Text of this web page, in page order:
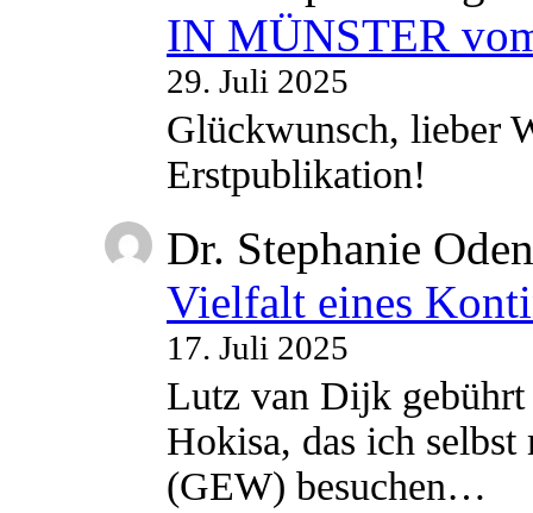
IN MÜNSTER
29. Juli 2025
Glückwunsch, lieber
Erstpublikation!
Dr. Stephanie
Vielfalt eines
17. Juli 2025
Lutz van Dijk
Hokisa, das ich
(GEW) besuchen…